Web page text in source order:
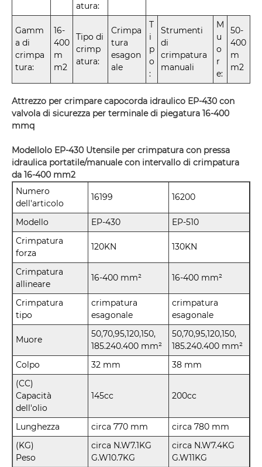
atura:
Gamm
a di
crimpa
tura:
16-
400
m
m2
Tipo di
crimp
atura:
Crimpa
tura
esagon
ale
T
i
p
o
:
Strumenti
di
crimpatura
manuali
M
u
o
r
e:
50-
400
m
m2
Attrezzo per crimpare capocorda idraulico EP-430 con
valvola di sicurezza per terminale di piegatura 16-400
mmq
Modellolo EP-430 Utensile per crimpatura con pressa
idraulica portatile/manuale con intervallo di crimpatura
da 16-400 mm2
Numero
dell'articolo
16199 16200
Modello EP-430
EP-510
Crimpatura
forza
120KN 130KN
Crimpatura
allineare
16-400 mm² 16-400 mm²
Crimpatura
tipo
crimpatura
esagonale
crimpatura
esagonale
Muore
50,70,95,120,150,
185.240.400 mm²
50,70,95,120,150,
185.240.400 mm²
Colpo
32 mm
38 mm
(CC)
Capacità
dell'olio
145cc 200cc
Lunghezza circa 770 mm
circa 780 mm
(KG)
Peso
circa N.W7.1KG
G.W10.7KG
circa N.W7.4KG
G.W11KG